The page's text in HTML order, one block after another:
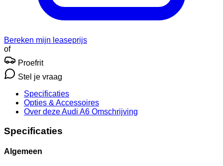
Bereken mijn leaseprijs
of
Proefrit
Stel je vraag
Specificaties
Opties & Accessoires
Over deze Audi A6 Omschrijving
Specificaties
Algemeen